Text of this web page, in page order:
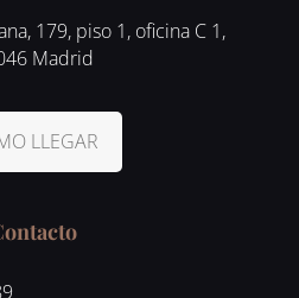
179, piso 1, oficina C 1,
Madrid
LLEGAR